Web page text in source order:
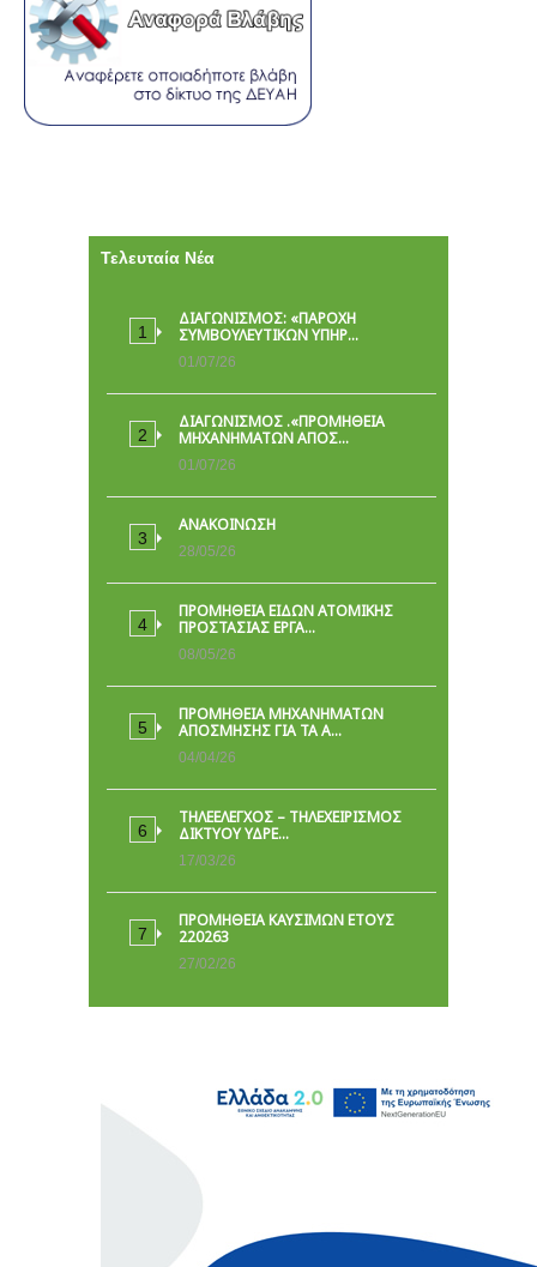
Τελευταία Νέα
ΔΙΑΓΩΝΙΣΜΟΣ: «ΠΑΡΟΧΉ
ΣΥΜΒΟΥΛΕΥΤΙΚΏΝ ΥΠΗΡ…
01/07/26
ΔΙΑΓΩΝΙΣΜΟΣ .«ΠΡΟΜΗΘΕΙΑ
ΜΗΧΑΝΗΜΑΤΩΝ ΑΠΟΣ…
01/07/26
ΑΝΑΚΟΙΝΩΣΗ
28/05/26
ΠΡΟΜΉΘΕΙΑ ΕΙΔΏΝ ΑΤΟΜΙΚΉΣ
ΠΡΟΣΤΑΣΊΑΣ ΕΡΓΑ…
08/05/26
ΠΡΟΜΗΘΕΙΑ ΜΗΧΑΝΗΜΑΤΩΝ
ΑΠΟΣΜΗΣΗΣ ΓΙΑ ΤΑ Α…
04/04/26
ΤΗΛΕΕΛΕΓΧΟΣ – ΤΗΛΕΧΕΙΡΙΣΜΟΣ
ΔΙΚΤΥΟΥ ΥΔΡΕ…
17/03/26
ΠΡΟΜΗΘΕΙΑ ΚΑΥΣΙΜΩΝ ΕΤΟΥΣ
220263
27/02/26